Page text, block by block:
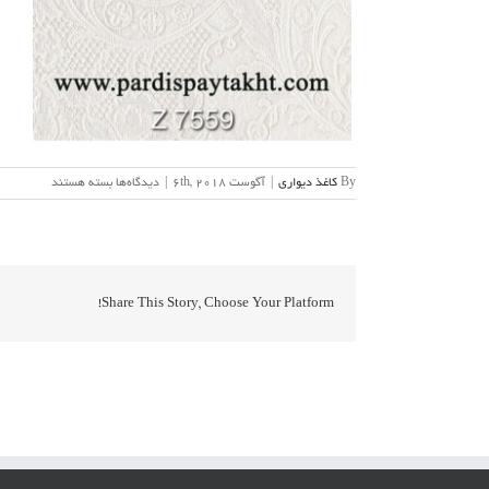
By کاغذ دیواری آگوست 6th, 2018 دیدگاه‌ها برای
Z-
بسته هستند
Share This Story, Choose Your Platform!